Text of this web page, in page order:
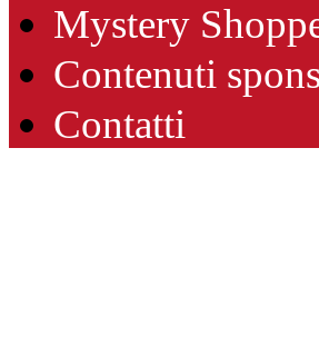
Mystery
Contenuti
Contatti